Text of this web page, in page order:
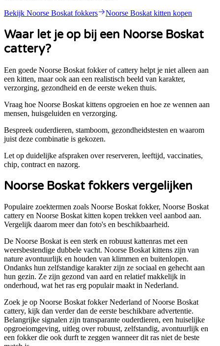
Bekijk Noorse Boskat fokkers Noorse Boskat kitten kopen
Waar let je op bij een Noorse Boskat
cattery?
Een goede Noorse Boskat fokker of cattery helpt je niet alleen aan
een kitten, maar ook aan een realistisch beeld van karakter,
verzorging, gezondheid en de eerste weken thuis.
Vraag hoe Noorse Boskat kittens opgroeien en hoe ze wennen aan
mensen, huisgeluiden en verzorging.
Bespreek ouderdieren, stamboom, gezondheidstesten en waarom
juist deze combinatie is gekozen.
Let op duidelijke afspraken over reserveren, leeftijd, vaccinaties,
chip, contract en nazorg.
Noorse Boskat fokkers vergelijken
Populaire zoektermen zoals Noorse Boskatfokker, Noorse Boskat
cattery en Noorse Boskatkitten kopen trekken veel aanbod aan.
Vergelijk daarom meer dan foto's en beschikbaarheid.
De Noorse Boskat is een sterk en robuust kattenras met een
weersbestendige dubbele vacht. Noorse Boskat kittens zijn van
nature avontuurlijk en houden van klimmen en buitenlopen.
Ondanks hun zelfstandige karakter zijn ze sociaal en gehecht aan
hun gezin. Ze zijn gezond van aard en relatief makkelijk in
onderhoud, wat het ras erg populair maakt in Nederland.
Zoek je op Noorse Boskat fokker Nederland of Noorse Boskat
cattery, kijk dan verder dan de eerste beschikbare advertentie.
Belangrijke signalen zijn transparante ouderdieren, een huiselijke
opgroeiomgeving, uitleg over robuust, zelfstandig, avontuurlijk en
een fokker die ook durft te zeggen wanneer dit ras niet de beste